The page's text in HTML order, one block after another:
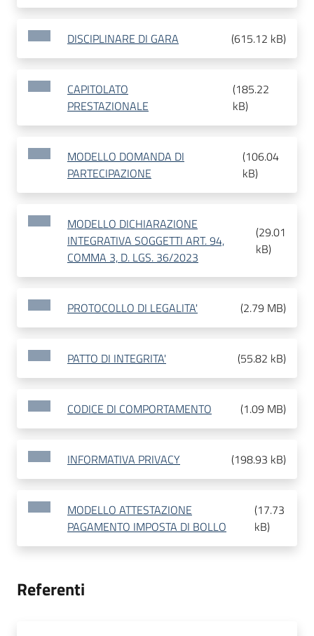
DISCIPLINARE DI GARA (615.12 kB)
CAPITOLATO
PRESTAZIONALE
(185.22
kB)
MODELLO DOMANDA DI
PARTECIPAZIONE
(106.04
kB)
MODELLO DICHIARAZIONE
INTEGRATIVA SOGGETTI ART. 94,
COMMA 3, D. LGS. 36/2023
(29.01
kB)
PROTOCOLLO DI LEGALITA' (2.79 MB)
PATTO DI INTEGRITA' (55.82 kB)
CODICE DI COMPORTAMENTO (1.09 MB)
INFORMATIVA PRIVACY (198.93 kB)
MODELLO ATTESTAZIONE
PAGAMENTO IMPOSTA DI BOLLO
(17.73
kB)
Referenti